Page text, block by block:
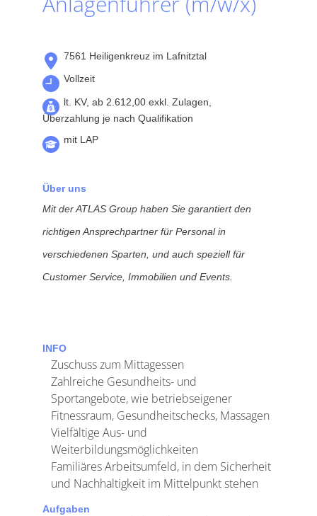
7561 Heiligenkreuz im Lafnitztal
Vollzeit
lt. KV, ab 2.612,00 exkl. Zulagen,
Überzahlung je nach Qualifikation
mit LAP
Über uns
Mit der ATLAS Group haben Sie garantiert den
richtigen Ansprechpartner für Personal in
verschiedenen Sparten, und auch speziell für
Customer Service, Immobilien und Events.
INFO
Zuschuss zum Mittagessen
Zahlreiche Gesundheits- und
Sportangebote, wie betriebseigener
Fitnessraum, Gesundheitschecks, Massagen
Vielfältige Aus- und
Weiterbildungsmöglichkeiten
Familiäres Arbeitsumfeld, in dem Sicherheit
und Nachhaltigkeit im Mittelpunkt stehen
Aufgaben